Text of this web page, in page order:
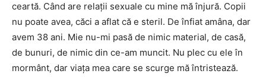
ceartă. Când are relații sexuale cu mine mă înjură. Copii
nu poate avea, căci a aflat că e steril. De înfiat amâna, dar
avem 38 ani. Mie nu-mi pasă de nimic material, de casă,
de bunuri, de nimic din ce-am muncit. Nu plec cu ele în
mormânt, dar viața mea care se scurge mă întristează.